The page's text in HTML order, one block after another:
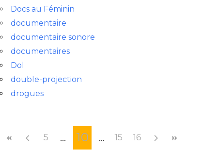
Docs au Féminin
documentaire
documentaire sonore
documentaires
Dol
double-projection
drogues
5 10 15 16